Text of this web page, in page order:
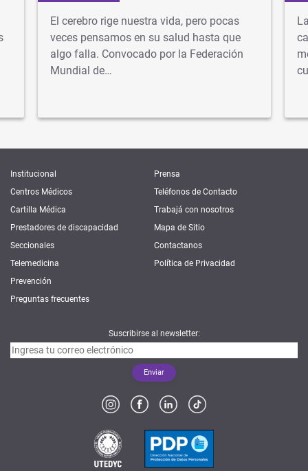
El cerebro rige nuestra vida, pero pocas
veces pensamos en su salud hasta que
algo falla. Convocado por la Federación
Mundial de…
Institucional
Centros Médicos
Cartilla Médica
Prestadores de discapacidad
Seccionales
Telemedicina
Prevención
Preguntas frecuentes
Prensa
Teléfonos de Contacto
Trabajá con nosotros
Mapa de Sitio
Contactanos
Política de Privacidad
Suscribirse al newsletter: